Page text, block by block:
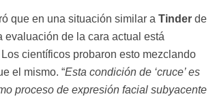
que en una situación similar aTinder de
evaluación de la cara actual está
científicos probaron esto mezclando
el mismo. “Esta condición de ‘cruce’ es
proceso de expresión facial subyacente